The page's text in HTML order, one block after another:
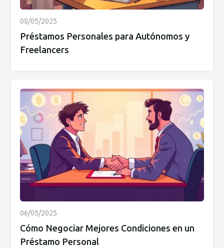
08/05/2025
Préstamos Personales para Autónomos y
Freelancers
06/05/2025
Cómo Negociar Mejores Condiciones en un
Préstamo Personal